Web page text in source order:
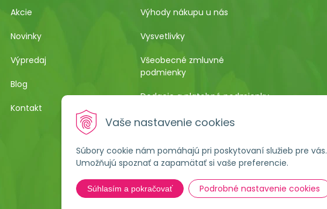
Vaše nastavenie cookies
Súbory cookie nám pomáhajú pri poskytovaní služieb pre vás.
Umožňujú spoznať a zapamätať si vaše preferencie.
Súhlasím a pokračovať Podrobné nastavenie cookies
Akcie
Novinky
Výpredaj
Blog
Kontakt
Výhody nákupu u nás
Vysvetlivky
Všeobecné zmluvné
podmienky
Dodacie a platobné podmienky
Pestovateľský manuál
Poučenie o uplatnení práva
kupujúceho na odstúpenie od
kúpnej zmluvy
Formulár na ostúpenie od